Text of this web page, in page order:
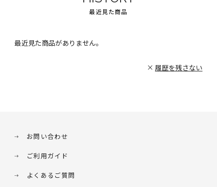
最近見た商品
最近見た商品がありません。
履歴を残さない
お問い合わせ
ご利用ガイド
よくあるご質問